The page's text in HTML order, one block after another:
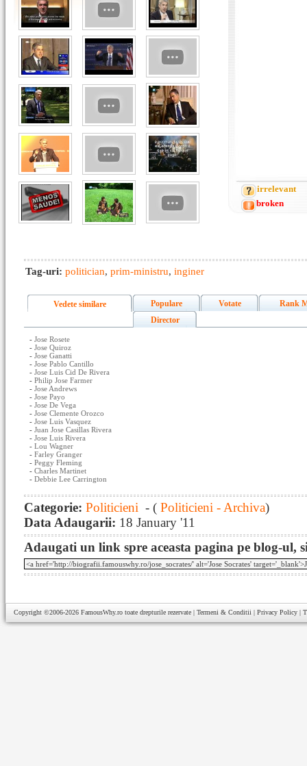
irrelevant
broken
Tag-uri: politician, prim-ministru, inginer
Vedete similare Populare Votate
Rank
Director
- Jose Rosete
- Jose Quiroz
- Jose Ganatti
- Jose Pablo Cantillo
- Jose Luis Cid De Rivera
- Philip Jose Farmer
- Jose Andrews
- Jose Payo
- Jose De Vega
- Jose Clemente Orozco
- Jose Luis Vasquez
- Juan Jose Casillas Rivera
- Jose Luis Rivera
- Lou Wagner
- Farley Granger
- Peggy Fleming
- Charles Martinet
- Debbie Lee Carrington
Categorie: Politicieni - ( Politicieni - Archiva)
Data Adaugarii: 18 January '11
Adaugati un link spre aceasta pagina pe blog-ul,
Copyright ©2006-2026 FamousWhy.ro toate drepturile rezervate | Termeni & Conditii | Privacy Policy |